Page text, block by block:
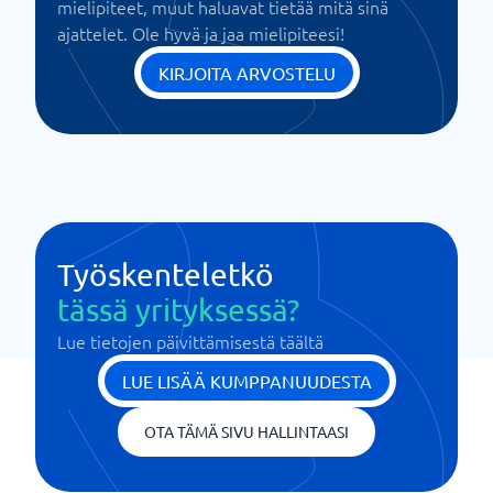
mielipiteet, muut haluavat tietää mitä sinä
ajattelet. Ole hyvä ja jaa mielipiteesi!
KIRJOITA ARVOSTELU
Työskenteletkö
tässä yrityksessä?
Lue tietojen päivittämisestä täältä
LUE LISÄÄ KUMPPANUUDESTA
OTA TÄMÄ SIVU HALLINTAASI